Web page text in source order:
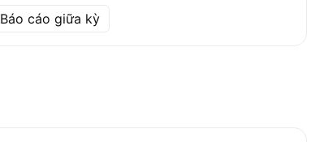
Báo cáo giữa kỳ